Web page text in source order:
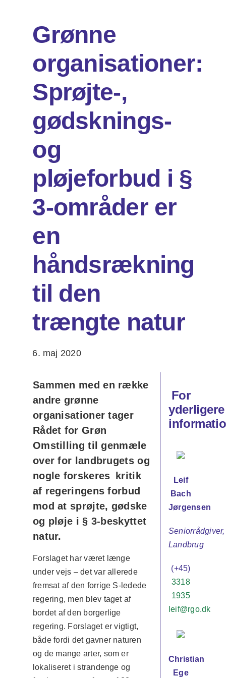
Søg
Grønne
organisationer:
Sprøjte-,
gødsknings-
og
pløjeforbud i §
3-områder er
en
håndsrækning
til den
trængte natur
6. maj 2020
Sammen med en række
andre grønne
organisationer tager
Rådet for Grøn
Omstilling til genmæle
over for landbrugets og
nogle forskeres kritik
af regeringens forbud
mod at sprøjte, gødske
og pløje i § 3-beskyttet
natur.
Forslaget har været længe
under vejs – det var allerede
fremsat af den forrige S-ledede
regering, men blev taget af
bordet af den borgerlige
regering. Forslaget er vigtigt,
både fordi det gavner naturen
og de mange arter, som er
lokaliseret i strandenge og
For
yderligere
Leif
Bach
Jørgensen
Seniorrådgiver,
Landbrug
(+45)
3318
1935
leif@rgo.dk
Christian
Ege